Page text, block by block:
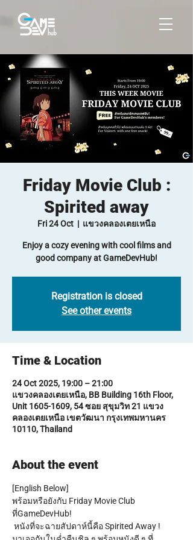
Friday Movie Club :
Spirited away
Fri 24 Oct
  |
แขวงคลองเตยเหนือ
Enjoy a cozy evening with cool films and
good company at GameDevHub!
Registration is closed
See other events
Time & Location
24 Oct 2025, 19:00 – 21:00
แขวงคลองเตยเหนือ, BB Building 16th Floor,
Unit 1605-1609, 54 ซอย สุขุมวิท 21 แขวง
คลองเตยเหนือ เขตวัฒนา กรุงเทพมหานคร
10110, Thailand
About the event
[English Below]
พร้อมหรือยังกับ Friday Movie Club
ที่GameDevHub!
หนังที่จะฉายสัปดาห์นี้คือ Spirited Away !